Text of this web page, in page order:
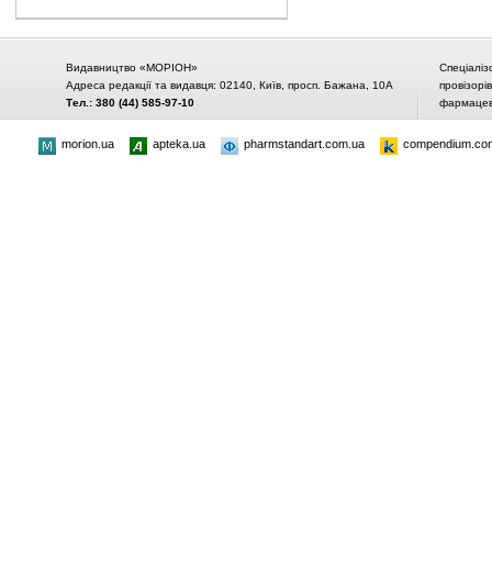
Видавництво «МОРІОН»
Адреса редакції та видавця: 02140, Київ, просп. Бажана, 10А
Тел.: 380 (44) 585-97-10
morion.ua apteka.ua pharmstandart.com.ua